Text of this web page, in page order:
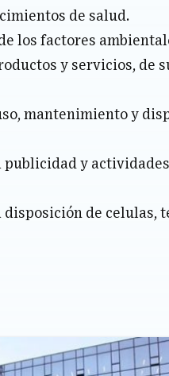
de salud.
los factores
y servicios, de
mantenimiento y
y
de celulas,